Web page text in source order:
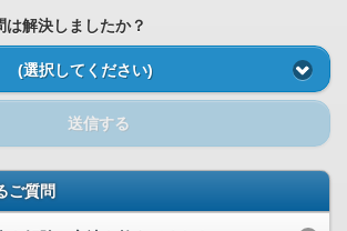
解決しましたか？
(選択してください)
送信する
ご質問